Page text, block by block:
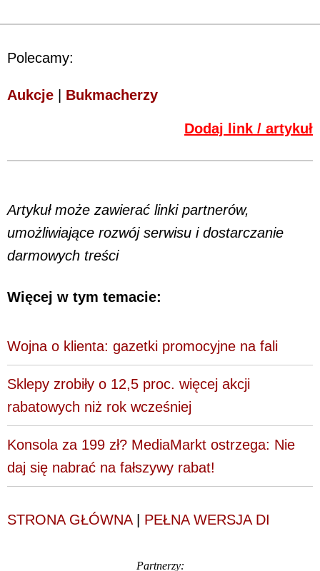
Polecamy:
Aukcje | Bukmacherzy
Dodaj link / artykuł
Artykuł może zawierać linki partnerów,
umożliwiające rozwój serwisu i dostarczanie
darmowych treści
Więcej w tym temacie:
Wojna o klienta: gazetki promocyjne na fali
Sklepy zrobiły o 12,5 proc. więcej akcji
rabatowych niż rok wcześniej
Konsola za 199 zł? MediaMarkt ostrzega: Nie
daj się nabrać na fałszywy rabat!
STRONA GŁÓWNA| PEŁNA WERSJA DI
Partnerzy: